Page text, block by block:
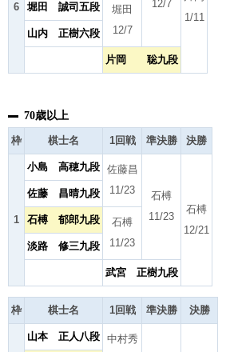
6
12/7
1/11
堀田 誠司五段
堀田
12/7
山内 正樹六段
片岡 聡九段
70歳以上
枠 棋士名 1回戦 準決勝 決勝
1
小島 高穂九段 佐藤昌
11/23
石榑
11/23
石榑
12/21
佐藤 昌晴九段
石榑 郁郎九段
石榑
11/23
淡路 修三九段
武宮 正樹九段
枠 棋士名 1回戦 準決勝 決勝
山本 正人八段 中村秀